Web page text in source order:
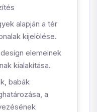
alapján a tér
kijelölése.
elemeinek
kialakítása.
babák
a